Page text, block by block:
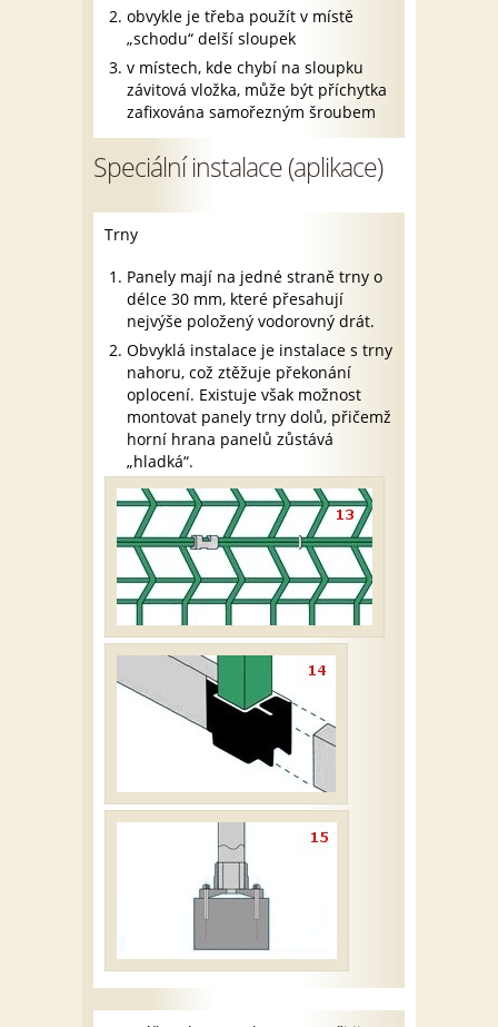
obvykle je třeba použít v místě
„schodu“ delší sloupek
v místech, kde chybí na sloupku
závitová vložka, může být příchytka
zafixována samořezným šroubem
Speciální instalace (aplikace)
Trny
Panely mají na jedné straně trny o
délce 30 mm, které přesahují
nejvýše položený vodorovný drát.
Obvyklá instalace je instalace s trny
nahoru, což ztěžuje překonání
oplocení. Existuje však možnost
montovat panely trny dolů, přičemž
horní hrana panelů zůstává
„hladká“.